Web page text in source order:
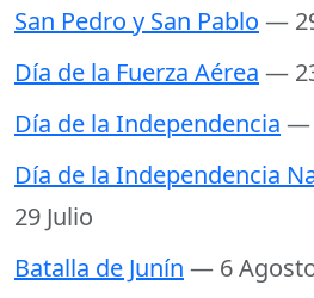
San Pedro y San Pablo —
Día de la Fuerza Aérea —
Día de la Independencia —
Día de la Independencia
29 Julio
Batalla de Junín — 6